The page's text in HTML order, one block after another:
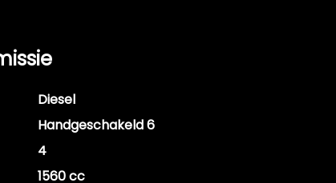
Diesel
Handgeschakeld 6
4
1560 cc